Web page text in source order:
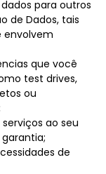
para outros
de Dados, tais
envolvem
que você
test drives,
ou
ao seu
de